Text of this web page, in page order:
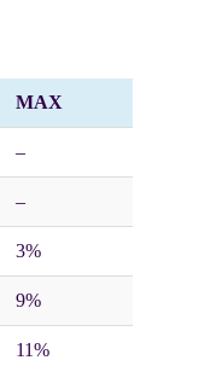
MAX
–
–
3%
9%
11%